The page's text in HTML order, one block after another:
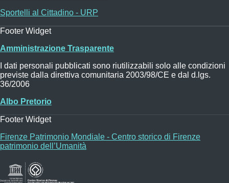
Sportelli al Cittadino - URP
Footer Widget
Amministrazione Trasparente
I dati personali pubblicati sono riutilizzabili solo alle condizioni
previste dalla direttiva comunitaria 2003/98/CE e dal d.lgs.
36/2006
Albo Pretorio
Footer Widget
Firenze Patrimonio Mondiale - Centro storico di Firenze
patrimonio dell’Umanità